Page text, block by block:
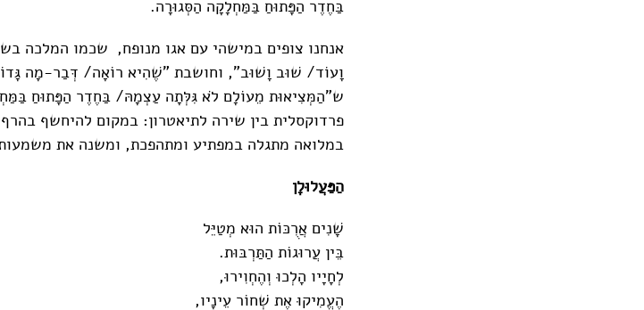
בַּחֶדֶר הַפָּתוּחַ בַּמַּחְלָקָה הַסְּגוּרָה.
אנחנו צופים במישהי עם אגו מנופח, שכמו המלכה
וָעוֹד/ שׁוּב וָשׁוּב", וחושבת "שֶׁהִיא רוֹאָה/ דְּבַר-מָה
ש"הַמְּצִיאוּת מֵעוֹלָם לֹא גִּלְּתָה עַצְמָהּ/ בַּחֶדֶר הַפָּתוּחַ
פרדוקסלית בין שירה לתיאטרון: במקום להיחשף
במלואה מתגלה במפתיע ומתהפכת, ומשנה את
הַפַּעֲלוּלָן
שָׁנִים אֲרֻכּוֹת הוּא מְטַיֵּל
בֵּין עֲרוּגוֹת הַתַּרְבּוּת.
לְחָיָיו הָלְכוּ וְהֶחְוִירוּ,
הֶעֱמִיקוּ אֶת שְׁחוֹר עֵינָיו,